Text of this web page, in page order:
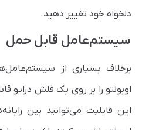
دلخواه خود تغییر دهید.
سیستم‌عامل قابل حمل
برخلاف بسیاری از
اوبونتو را بر روی یک فلش درایو
این قابلیت می‌توانید بین